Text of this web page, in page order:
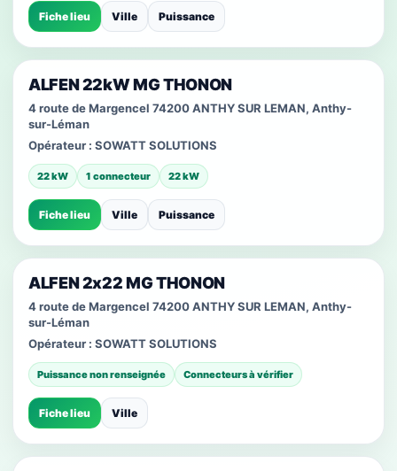
Fiche lieu Ville Puissance
ALFEN 22kW MG THONON
4 route de Margencel 74200 ANTHY SUR LEMAN, Anthy-
sur-Léman
Opérateur : SOWATT SOLUTIONS
22 kW 1 connecteur 22 kW
Fiche lieu Ville Puissance
ALFEN 2x22 MG THONON
4 route de Margencel 74200 ANTHY SUR LEMAN, Anthy-
sur-Léman
Opérateur : SOWATT SOLUTIONS
Puissance non renseignée Connecteurs à vérifier
Fiche lieu Ville